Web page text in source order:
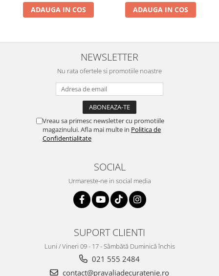
ADAUGA IN COS ADAUGA IN COS
NEWSLETTER
Nu rata ofertele si promotiile noastre
Vreau sa primesc newsletter cu promotiile
magazinului. Afla mai multe in Politica de
Confidentialitate
SOCIAL
Urmareste-ne in social media
SUPORT CLIENTI
Luni / Vineri 09 - 17 - Sâmbătă Duminică închis
021 555 2484
contact@pravaliadecuratenie.ro